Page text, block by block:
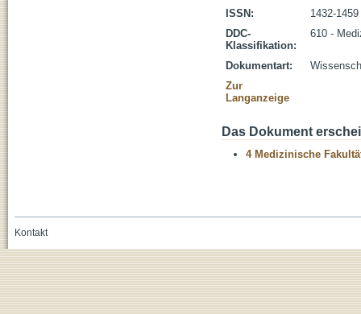
ISSN:
1432-1459
DDC-
Klassifikation:
610 -
Dokumentart:
Zur
Langanzeige
Das Dokument
4 Medizinische
Kontakt